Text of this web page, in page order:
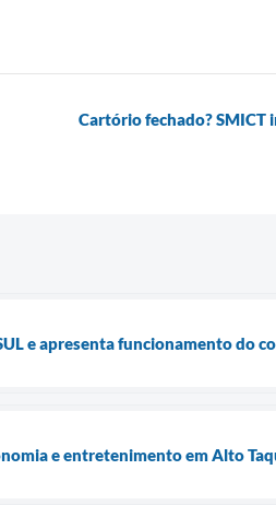
Cartório fechado? SMICT
e apresenta funcionamento do
e entretenimento em Alto